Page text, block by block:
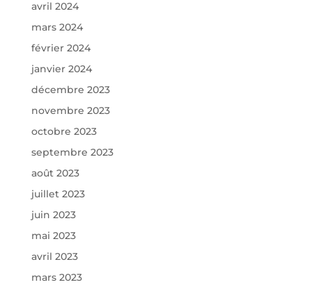
avril 2024
mars 2024
février 2024
janvier 2024
décembre 2023
novembre 2023
octobre 2023
septembre 2023
août 2023
juillet 2023
juin 2023
mai 2023
avril 2023
mars 2023